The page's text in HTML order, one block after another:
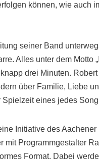
können, wie auch
seiner Band
Alles unter dem Motto
drei Minuten. Robert
über Familie, Liebe
eines jedes
Initiative des
mit Programmgestalter
Format. Dabei